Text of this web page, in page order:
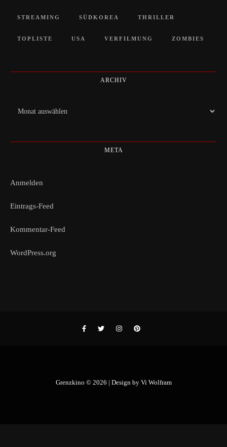
STREAMING SÜDKOREA THRILLER
TOPLISTE USA VERFILMUNG ZOMBIES
ARCHIV
Archiv
META
Anmelden
Eintrags-Feed
Kommentar-Feed
WordPress.org
Grenzkino © 2026 | Design by Vi Wolfram